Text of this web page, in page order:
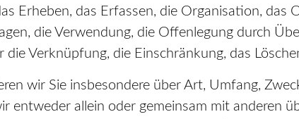
Erheben, das Erfassen, die Organisation, das
die Verwendung, die Offenlegung durch
Verknüpfung, die Einschränkung, das
wir Sie insbesondere über Art, Umfang,
entweder allein oder gemeinsam mit anderen